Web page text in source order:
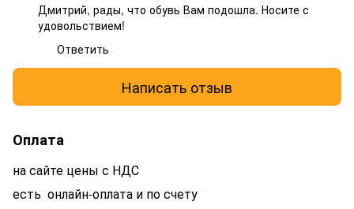
Дмитрий, рады, что обувь Вам подошла. Носите с
удовольствием!
Ответить
Написать отзыв
Оплата
на сайте цены с НДС
есть онлайн-оплата и по счету